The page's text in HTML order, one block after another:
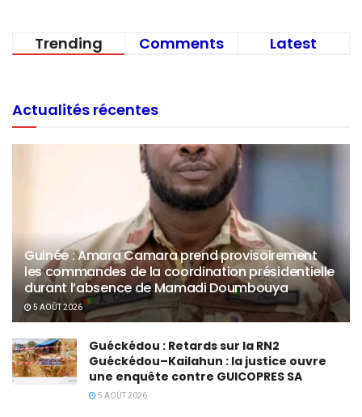
Trending Comments Latest
Actualités récentes
Guinée : Amara Camara prend provisoirement
les commandes de la coordination présidentielle
durant l’absence de Mamadi Doumbouya
5 AOÛT 2026
Guéckédou : Retards sur la RN2
Guéckédou–Kailahun : la justice ouvre
une enquête contre GUICOPRES SA
5 AOÛT 2026